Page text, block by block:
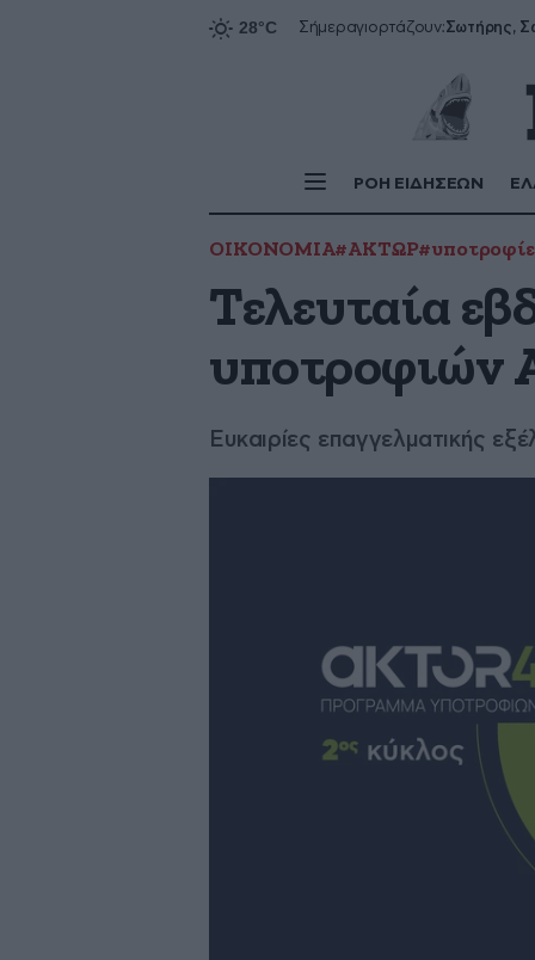
Σήμεραγιορτάζουν:
ΡΟΗ ΕΙΔΗΣΕΩΝ
ΟΙΚΟΝΟΜΙΑ#ΑΚΤΩΡ
Τελευταία
υποτροφιών
Ευκαιρίες επαγγελματικής